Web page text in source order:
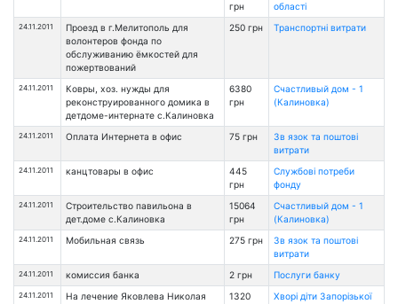
грн
області
24.11.2011
Проезд в г.Мелитополь для
волонтеров фонда по
обслуживанию ёмкостей для
пожертвований
250 грн Транспортні витрати
24.11.2011
Ковры, хоз. нужды для
реконструированного домика в
детдоме-интернате с.Калиновка
6380
грн
Счастливый дом - 1
(Калиновка)
24.11.2011 Оплата Интернета в офис 75 грн
Зв язок та поштові
витрати
24.11.2011 канцтовары в офис
445
грн
Службові потреби
фонду
24.11.2011
Строительство павильона в
дет.доме с.Калиновка
15064
грн
Счастливый дом - 1
(Калиновка)
24.11.2011 Мобильная связь 275 грн
Зв язок та поштові
витрати
24.11.2011 комиссия банка 2 грн Послуги банку
24.11.2011 На лечение Яковлева Николая
1320
Хворі діти Запорізької